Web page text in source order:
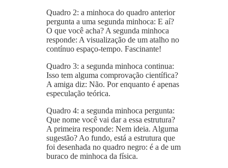
Quadro 2: a minhoca do quadro anterior
pergunta a uma segunda minhoca: E aí?
O que você acha? A segunda minhoca
responde: A visualização de um atalho no
contínuo espaço-tempo. Fascinante!
Quadro 3: a segunda minhoca continua:
Isso tem alguma comprovação científica?
A amiga diz: Não. Por enquanto é apenas
especulação teórica.
Quadro 4: a segunda minhoca pergunta:
Que nome você vai dar a essa estrutura?
A primeira responde: Nem ideia. Alguma
sugestão? Ao fundo, está a estrutura que
foi desenhada no quadro negro: é a de um
buraco de minhoca da física.